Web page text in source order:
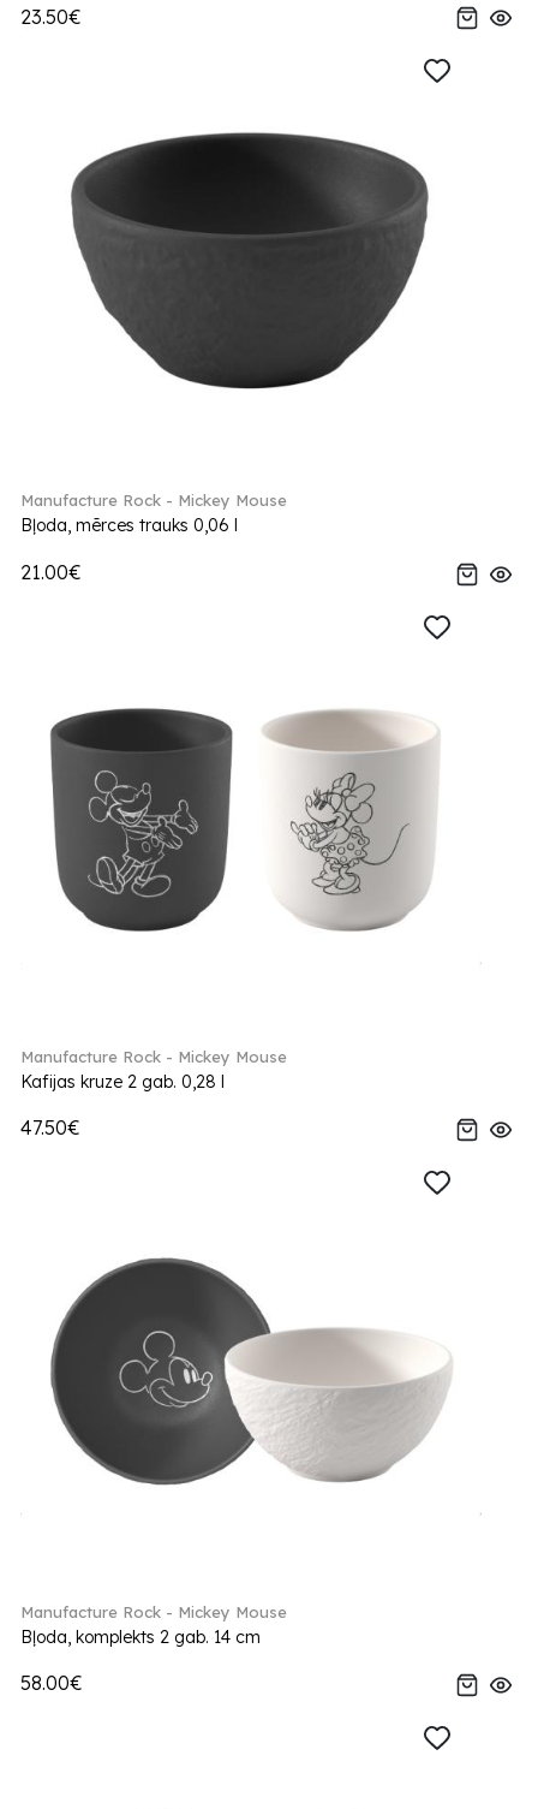
23.50€
Manufacture Rock - Mickey Mouse
Bļoda, mērces trauks 0,06 l
21.00€
Manufacture Rock - Mickey Mouse
Kafijas kruze 2 gab. 0,28 l
47.50€
Manufacture Rock - Mickey Mouse
Bļoda, komplekts 2 gab. 14 cm
58.00€